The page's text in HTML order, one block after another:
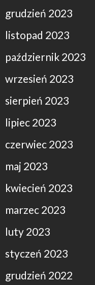
grudzień 2023
listopad 2023
październik 2023
wrzesień 2023
sierpień 2023
lipiec 2023
czerwiec 2023
maj 2023
kwiecień 2023
marzec 2023
luty 2023
styczeń 2023
grudzień 2022